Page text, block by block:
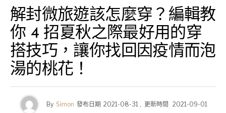
解封微旅遊該怎麼穿？編輯教
你 4 招夏秋之際最好用的穿
搭技巧，讓你找回因疫情而泡
湯的桃花！
By Simon 發布日期 2021-08-31, 更新時間 2021-09-01